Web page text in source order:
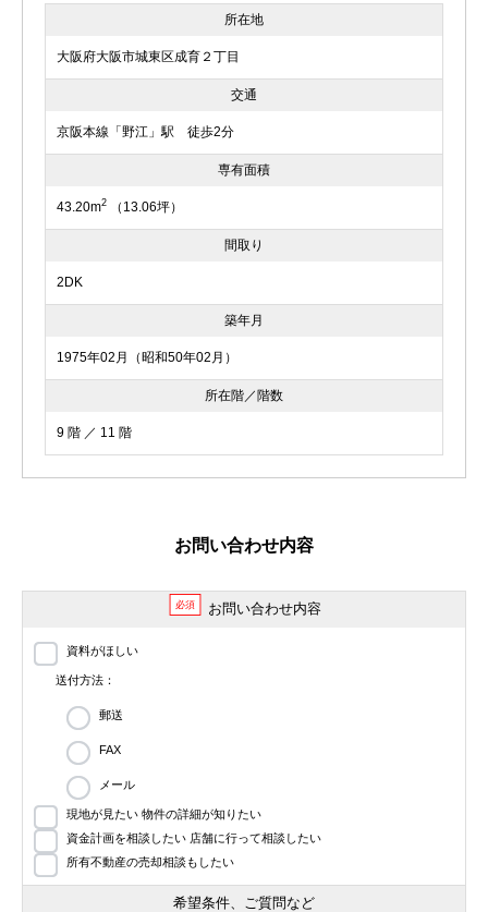
所在地
大阪府大阪市城東区成育２丁目
交通
京阪本線「野江」駅 徒歩2分
専有面積
43.20m2 （13.06坪）
間取り
2DK
築年月
1975年02月（昭和50年02月）
所在階／階数
9 階 ／ 11 階
お問い合わせ内容
必須 お問い合わせ内容
資料がほしい
送付方法：
郵送
FAX
メール
現地が見たい 物件の詳細が知りたい
資金計画を相談したい 店舗に行って相談したい
所有不動産の売却相談もしたい
希望条件、ご質問など